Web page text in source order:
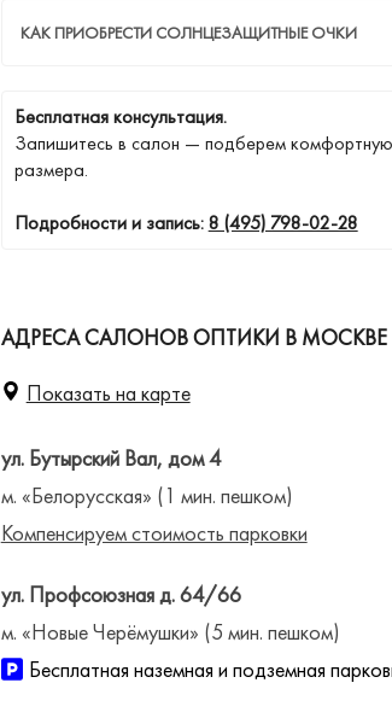
КАК ПРИОБРЕСТИ СОЛНЦЕЗАЩИТНЫЕ ОЧКИ
Бесплатная консультация.
Запишитесь в салон — подберем комфортную
размера.
Подробности и запись:8 (495) 798-02-28
АДРЕСА САЛОНОВ ОПТИКИ В МОСКВЕ
Показать на карте
ул. Бутырский Вал, дом 4
м. «Белорусская» (1 мин. пешком)
Компенсируем стоимость парковки
ул. Профсоюзная д. 64/66
м. «Новые Черёмушки» (5 мин. пешком)
Бесплатная наземная и подземная